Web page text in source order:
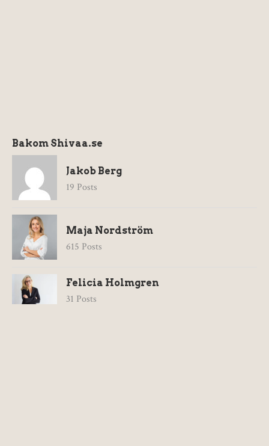
Bakom Shivaa.se
Jakob Berg
19 Posts
Maja Nordström
615 Posts
Felicia Holmgren
31 Posts